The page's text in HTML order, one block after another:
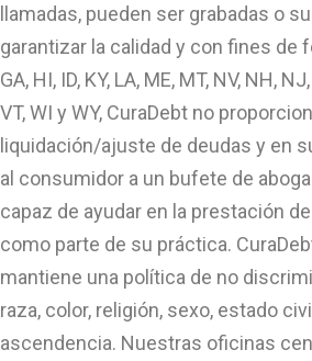
llamadas, pueden ser grabadas o
garantizar la calidad y con fines de
GA, HI, ID, KY, LA, ME, MT, NV, NH,
VT, WI y WY, CuraDebt no
liquidación/ajuste de deudas y en
al consumidor a un bufete de
capaz de ayudar en la prestación
como parte de su práctica.
mantiene una política de no
raza, color, religión, sexo, estado
ascendencia. Nuestras oficinas